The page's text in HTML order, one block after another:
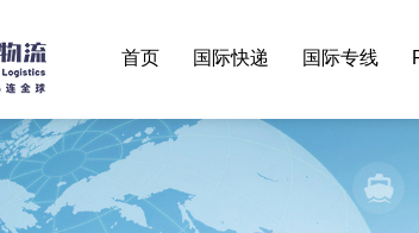
首页 国际快递 国际专线